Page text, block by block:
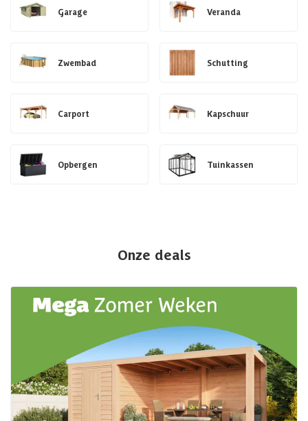
Garage Veranda
Zwembad Schutting
Carport Kapschuur
Opbergen Tuinkassen
Onze deals